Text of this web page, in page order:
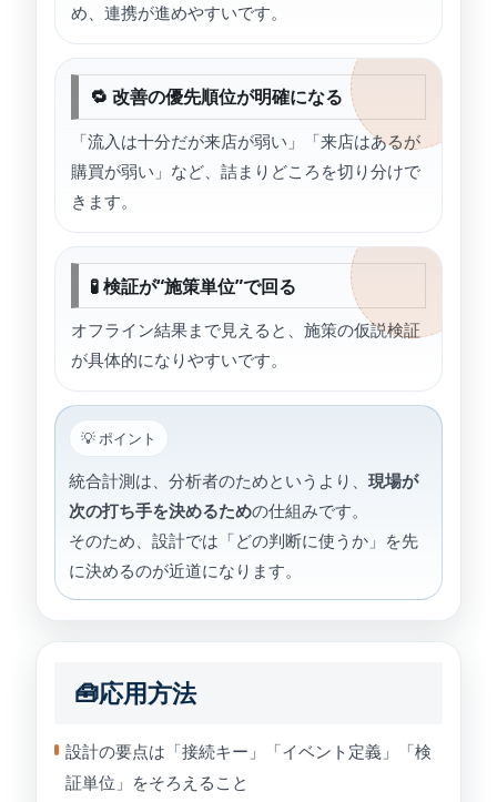
め、連携が進めやすいです。
🔁 改善の優先順位が明確になる
「流入は十分だが来店が弱い」「来店はあるが
購買が弱い」など、詰まりどころを切り分けで
きます。
🧪 検証が“施策単位”で回る
オフライン結果まで見えると、施策の仮説検証
が具体的になりやすいです。
💡 ポイント
統合計測は、分析者のためというより、 現場が
次の打ち手を決めるための仕組みです。
そのため、設計では「どの判断に使うか」を先
に決めるのが近道になります。
🧰応用方法
設計の要点は「接続キー」「イベント定義」「検
証単位」をそろえること